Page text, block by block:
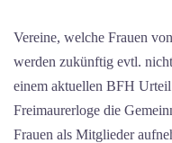
Vereine, welche Frauen
werden zukünftig evtl.
einem aktuellen BFH
Freimaurerloge die
Frauen als Mitglieder